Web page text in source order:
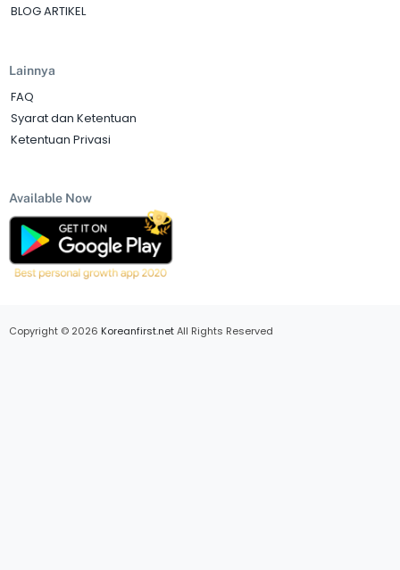
BLOG ARTIKEL
Lainnya
FAQ
Syarat dan Ketentuan
Ketentuan Privasi
Available Now
Copyright © 2026 Koreanfirst.netAll Rights Reserved